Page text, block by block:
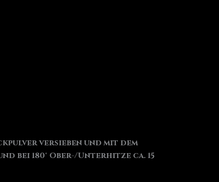
versieben und mit dem
bei 180° Ober-/Unterhitze ca. 15